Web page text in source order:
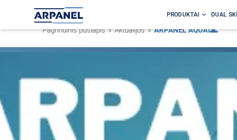
PRODUKTAI DUAL
Pagrindinis puslapis » Aktualijos »ARPANEL AQUA❗🌊